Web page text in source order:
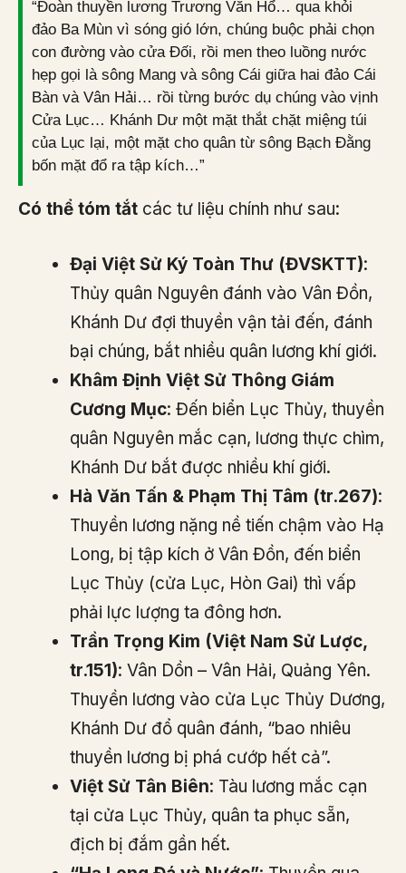
“Đoàn thuyền lương Trương Văn Hổ… qua khỏi
đảo Ba Mùn vì sóng gió lớn, chúng buộc phải chọn
con đường vào cửa Đối, rồi men theo luồng nước
hẹp gọi là sông Mang và sông Cái giữa hai đảo Cái
Bàn và Vân Hải… rồi từng bước dụ chúng vào vịnh
Cửa Lục… Khánh Dư một mặt thắt chặt miệng túi
của Lục lại, một mặt cho quân từ sông Bạch Đằng
bốn mặt đổ ra tập kích…”
Có thể tóm tắt các tư liệu chính như sau:
Đại Việt Sử Ký Toàn Thư (ĐVSKTT):
Thủy quân Nguyên đánh vào Vân Đồn,
Khánh Dư đợi thuyền vận tải đến, đánh
bại chúng, bắt nhiều quân lương khí giới.
Khâm Định Việt Sử Thông Giám
Cương Mục: Đến biển Lục Thủy, thuyền
quân Nguyên mắc cạn, lương thực chìm,
Khánh Dư bắt được nhiều khí giới.
Hà Văn Tấn & Phạm Thị Tâm (tr.267):
Thuyền lương nặng nề tiến chậm vào Hạ
Long, bị tập kích ở Vân Đồn, đến biển
Lục Thủy (cửa Lục, Hòn Gai) thì vấp
phải lực lượng ta đông hơn.
Trần Trọng Kim (Việt Nam Sử Lược,
tr.151): Vân Dồn – Vân Hải, Quảng Yên.
Thuyền lương vào cửa Lục Thủy Dương,
Khánh Dư đổ quân đánh, “bao nhiêu
thuyền lương bị phá cướp hết cả”.
Việt Sử Tân Biên: Tàu lương mắc cạn
tại cửa Lục Thủy, quân ta phục sẵn,
địch bị đắm gần hết.